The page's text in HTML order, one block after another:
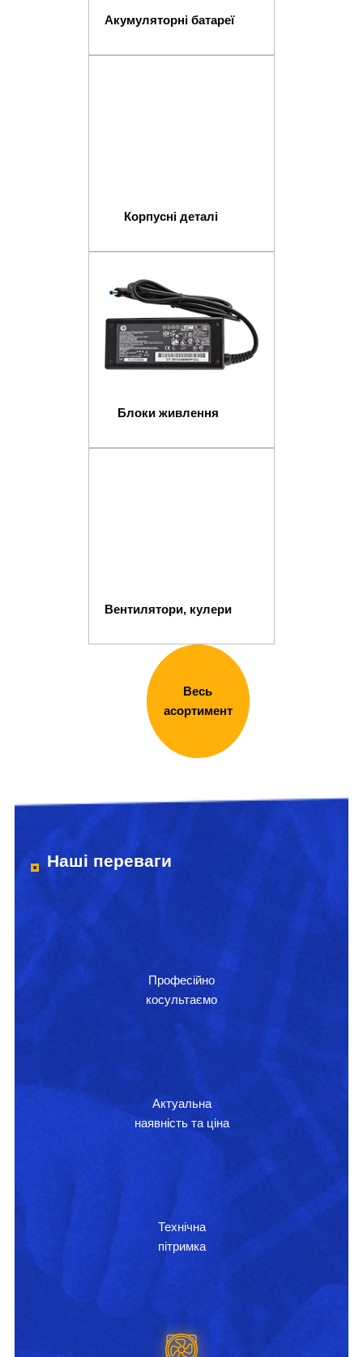
Акумуляторні батареї
Корпусні деталі
Блоки живлення
Вентилятори, кулери
Весь
асортимент
Наші переваги
Професійно
косультаємо
Актуальна
наявність та ціна
Технічна
пітримка